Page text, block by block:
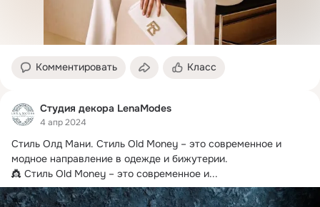
Комментировать Класс
Студия декора LenaModes
4 апр 2024
Стиль Олд Мани. Стиль Old Money – это современное и
модное направление в одежде и бижутерии.
👸 Стиль Old Money – это современное и...